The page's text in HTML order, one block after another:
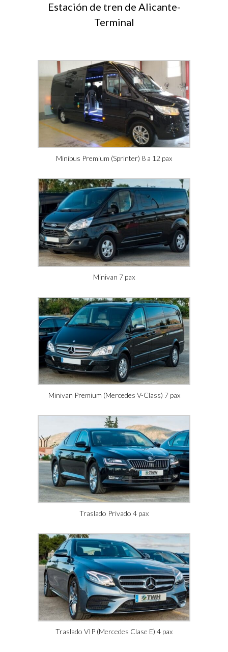
Estación de tren de Alicante-
Terminal
Minibus Premium (Sprinter) 8 a 12 pax
Minivan 7 pax
Minivan Premium (Mercedes V-Class) 7 pax
Traslado Privado 4 pax
Traslado VIP (Mercedes Clase E) 4 pax